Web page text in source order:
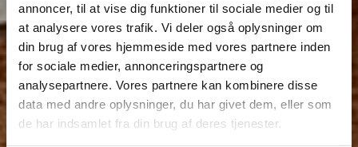
annoncer, til at vise dig funktioner til sociale medier og til
at analysere vores trafik. Vi deler også oplysninger om
din brug af vores hjemmeside med vores partnere inden
for sociale medier, annonceringspartnere og
analysepartnere. Vores partnere kan kombinere disse
data med andre oplysninger, du har givet dem, eller som
de har indsamlet fra din brug af deres tjenester.